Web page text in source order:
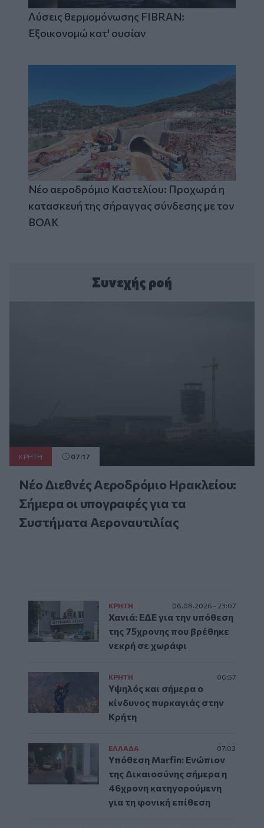
Λύσεις θερμομόνωσης FIBRAN:
Εξοικονομώ κατ' ουσίαν
Νέο αεροδρόμιο Καστελίου: Προχωρά η
κατασκευή της σήραγγας σύνδεσης με τον
ΒΟΑΚ
Συνεχής ροή
ΚΡΗΤΗ 07:17
Νέο Διεθνές Αεροδρόμιο Ηρακλείου:
Σήμερα οι υπογραφές για τα
Συστήματα Αεροναυτιλίας
ΚΡΗΤΗ 06.08.2026 - 23:07
Χανιά: ΕΔΕ για την υπόθεση
της 75χρονης που βρέθηκε
νεκρή σε χωράφι
ΚΡΗΤΗ 06:57
Υψηλός και σήμερα ο
κίνδυνος πυρκαγιάς στην
Κρήτη
ΕΛΛAΔΑ 07:03
Υπόθεση Marfin: Ενώπιον
της Δικαιοσύνης σήμερα η
46χρονη κατηγορούμενη
για τη φονική επίθεση